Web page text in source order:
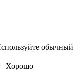
обычный
Хорошо